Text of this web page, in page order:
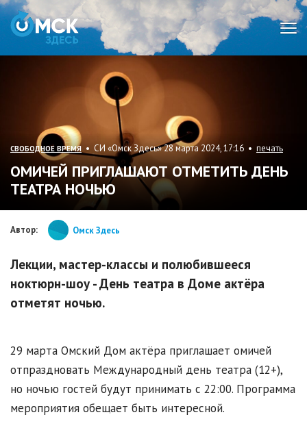
СВОБОДНОЕ ВРЕМЯ • СИ «Омск Здесь» 28 марта 2024, 17:16 • печать
ОМИЧЕЙ ПРИГЛАШАЮТ ОТМЕТИТЬ ДЕНЬ
ТЕАТРА НОЧЬЮ
Автор: Омск Здесь
Лекции, мастер-классы и полюбившееся
ноктюрн-шоу - День театра в Доме актёра
отметят ночью.
29 марта Омский Дом актёра приглашает омичей
отпраздновать Международный день театра (12+),
но ночью гостей будут принимать с 22:00. Программа
мероприятия обещает быть интересной.